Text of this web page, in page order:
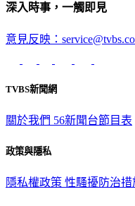
深入時事，一觸即見
意見反映：
TVBS新聞網
關於我們 56新聞台節目表
政策與隱私
隱私權政策 性騷擾防治措